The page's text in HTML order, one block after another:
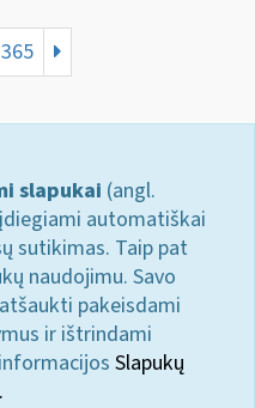
365
slapukai (angl.
automatiškai
sutikimas. Taip pat
naudojimu. Savo
pakeisdami
ir ištrindami
Slapukų